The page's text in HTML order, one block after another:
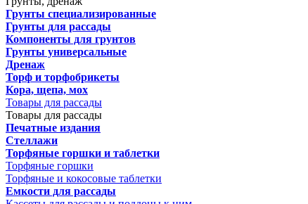
Грунты специализированные
Грунты для рассады
Компоненты для грунтов
Грунты универсальные
Дренаж
Торф и торфобрикеты
Кора, щепа, мох
Товары для рассады
Товары для рассады
Печатные издания
Стеллажи
Торфяные горшки и таблетки
Торфяные горшки
Торфяные и кокосовые таблетки
Емкости для рассады